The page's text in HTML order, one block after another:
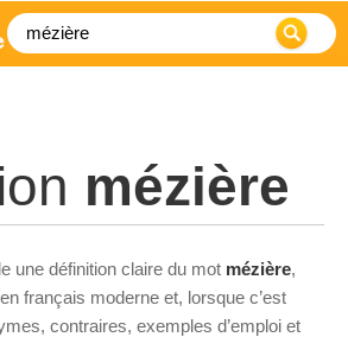
mézière
une définition claire du mot mézière,
français moderne et, lorsque c’est
contraires, exemples d’emploi et